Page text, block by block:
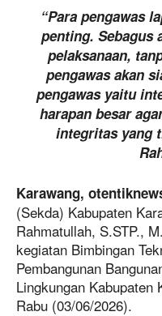
“Para pengawas
penting. Sebagus
pelaksanaan,
pengawas akan
pengawas yaitu
harapan besar
integritas yang
Karawang,
(Sekda) Kabupaten
Rahmatullah, S.STP.,
kegiatan Bimbingan
Pembangunan
Lingkungan Kabupaten
Rabu (03/06/2026).